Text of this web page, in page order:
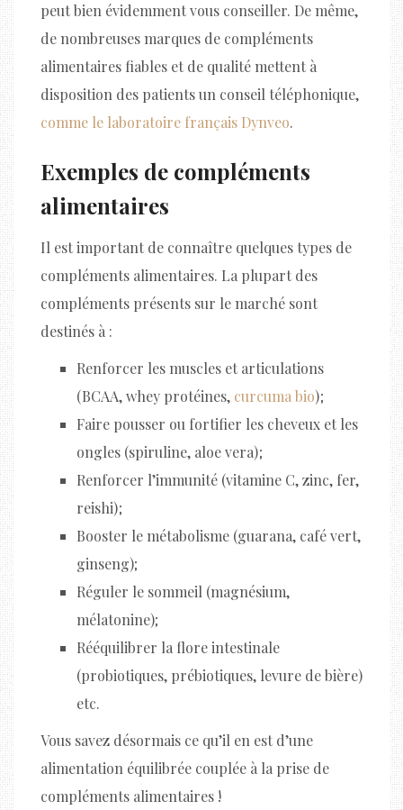
peut bien évidemment vous conseiller. De même,
de nombreuses marques de compléments
alimentaires fiables et de qualité mettent à
disposition des patients un conseil téléphonique,
comme le laboratoire français Dynveo.
Exemples de compléments
alimentaires
Il est important de connaître quelques types de
compléments alimentaires. La plupart des
compléments présents sur le marché sont
destinés à :
Renforcer les muscles et articulations
(BCAA, whey protéines, curcuma bio) ;
Faire pousser ou fortifier les cheveux et les
ongles (spiruline, aloe vera) ;
Renforcer l’immunité (vitamine C, zinc, fer,
reishi) ;
Booster le métabolisme (guarana, café vert,
ginseng);
Réguler le sommeil (magnésium,
mélatonine);
Rééquilibrer la flore intestinale
(probiotiques, prébiotiques, levure de bière)
etc.
Vous savez désormais ce qu’il en est d’une
alimentation équilibrée couplée à la prise de
compléments alimentaires !